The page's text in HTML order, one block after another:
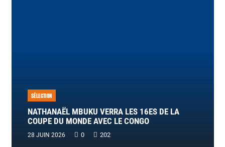
SÉLECTION
NATHANAËL MBUKU VERRA LES 16ES DE LA
COUPE DU MONDE AVEC LE CONGO
28 JUIN 2026 0 202